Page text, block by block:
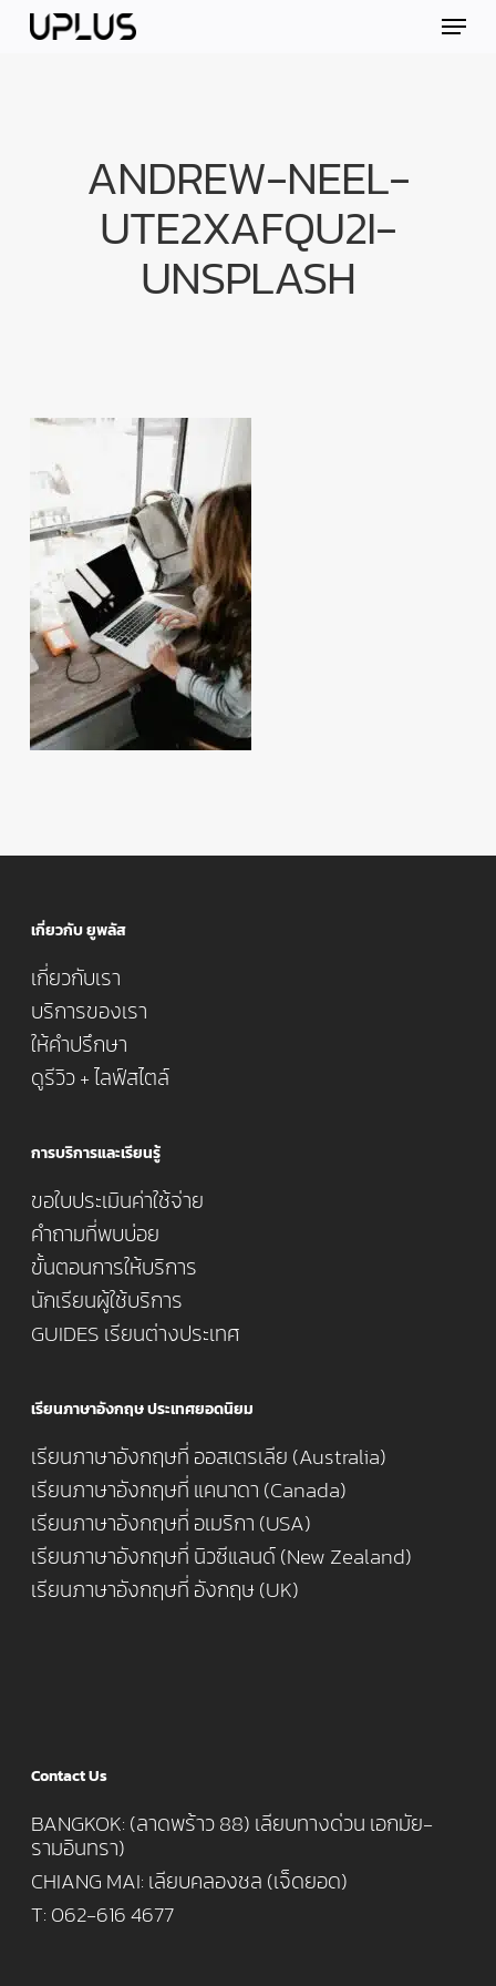
Skip Menu
ANDREW-NEEL-
UTE2XAFQU2I-
UNSPLASH
เกี่ยวกับ ยูพลัส
เกี่ยวกับเรา
บริการของเรา
ให้คำปรึกษา
ดูรีวิว + ไลฟ์สไตล์
การบริการและเรียนรู้
ขอใบประเมินค่าใช้จ่าย
คำถามที่พบบ่อย
ขั้นตอนการให้บริการ
นักเรียนผู้ใช้บริการ
GUIDES เรียนต่างประเทศ
เรียนภาษาอังกฤษ ประเทศยอดนิยม
เรียนภาษาอังกฤษที่ ออสเตรเลีย (Australia)
เรียนภาษาอังกฤษที่ แคนาดา (Canada)
เรียนภาษาอังกฤษที่ อเมริกา (USA)
เรียนภาษาอังกฤษที่ นิวซีแลนด์ (New Zealand)
เรียนภาษาอังกฤษที่ อังกฤษ (UK)
Contact Us
BANGKOK: (ลาดพร้าว 88) เลียบทางด่วน เอกมัย-
รามอินทรา)
CHIANG MAI: เลียบคลองชล (เจ็ดยอด)
T: 062-616 4677